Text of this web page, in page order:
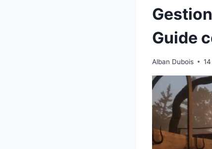
Guide
Alban Dubois